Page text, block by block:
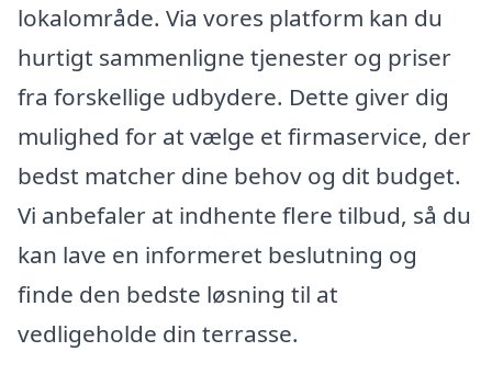
lokalområde. Via vores platform kan du
hurtigt sammenligne tjenester og priser
fra forskellige udbydere. Dette giver dig
mulighed for at vælge et firmaservice, der
bedst matcher dine behov og dit budget.
Vi anbefaler at indhente flere tilbud, så du
kan lave en informeret beslutning og
finde den bedste løsning til at
vedligeholde din terrasse.